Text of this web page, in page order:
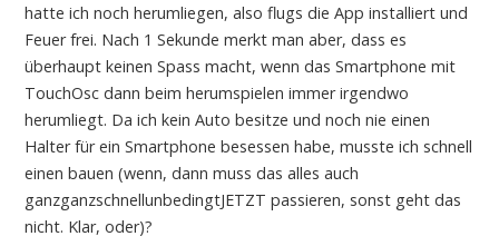
hatte ich noch herumliegen, also flugs die App installiert und
Feuer frei. Nach 1 Sekunde merkt man aber, dass es
überhaupt keinen Spass macht, wenn das Smartphone mit
TouchOsc dann beim herumspielen immer irgendwo
herumliegt. Da ich kein Auto besitze und noch nie einen
Halter für ein Smartphone besessen habe, musste ich schnell
einen bauen (wenn, dann muss das alles auch
ganzganzschnellunbedingtJETZT passieren, sonst geht das
nicht. Klar, oder)?